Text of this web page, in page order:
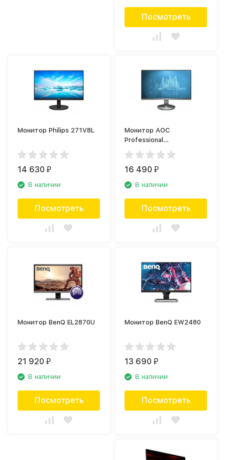
Посмотреть
Монитор Philips 271V8L
14 630₽
В наличии
Посмотреть
Монитор AOC
Professional
l2490VXQ/BT
16 490₽
В наличии
Посмотреть
Монитор BenQ EL2870U
21 920₽
В наличии
Посмотреть
Монитор BenQ EW2480
13 690₽
В наличии
Посмотреть